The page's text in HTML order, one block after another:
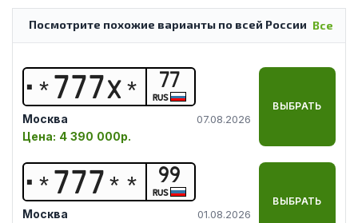
Все
Посмотрите похожие варианты по всей России
* 777Х * 77
RUS
Москва 07.08.2026
Цена: 4 390 000р.
ВЫБРАТЬ
* 777 * * 99
RUS
Москва 01.08.2026
ВЫБРАТЬ